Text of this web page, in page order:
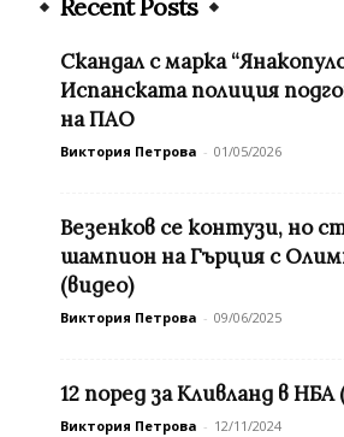
Recent Posts
Скандал с марка
Испанската полиция
на ПАО
Виктория Петрова - 01/05/2026
Везенков се контузи, но
шампион на Гърция с
(видео)
Виктория Петрова - 09/06/2025
12 поред за Кливланд в НБА
Виктория Петрова - 12/11/2024